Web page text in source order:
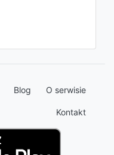
Blog O serwisie
Kontakt